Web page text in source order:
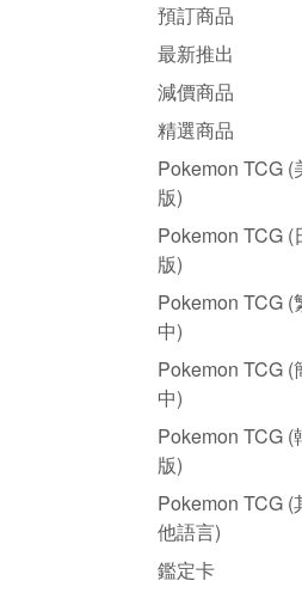
預訂商品
最新推出
減價商品
精選商品
Pokemon TCG (
版)
Pokemon TCG (
版)
Pokemon TCG (
中)
Pokemon TCG (
中)
Pokemon TCG (
版)
Pokemon TCG (
他語言)
鑑定卡